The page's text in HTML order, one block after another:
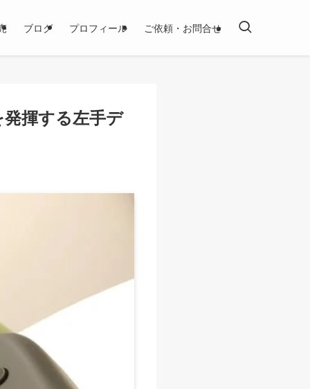
ブログ プロフィール ご依頼・お問合せ
揮する左手デ